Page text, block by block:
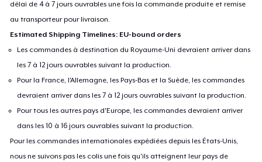
délai de 4 à 7 jours ouvrables une fois la commande produite et remise
au transporteur pour livraison.
Estimated Shipping Timelines: EU-bound orders
Les commandes à destination du Royaume-Uni devraient arriver dans
les 7 à 12 jours ouvrables suivant la production.
Pour la France, l'Allemagne, les Pays-Bas et la Suède, les commandes
devraient arriver dans les 7 à 12 jours ouvrables suivant la production.
Pour tous les autres pays d'Europe, les commandes devraient arriver
dans les 10 à 16 jours ouvrables suivant la production.
Pour les commandes internationales expédiées depuis les États-Unis,
nous ne suivons pas les colis une fois qu'ils atteignent leur pays de